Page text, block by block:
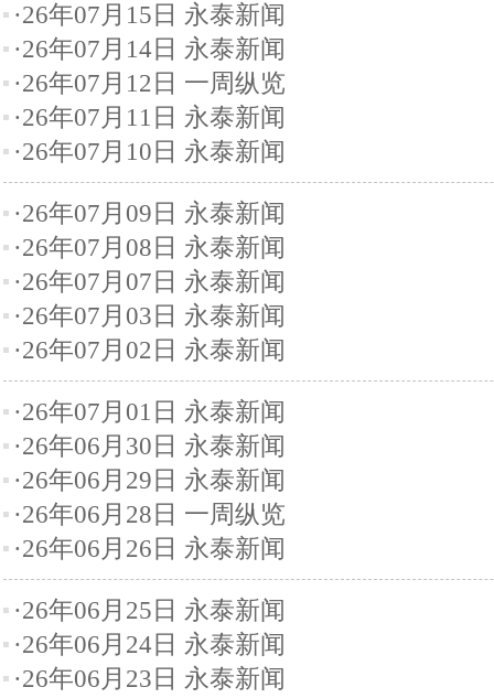
·26年07月15日 永泰新闻
·26年07月14日 永泰新闻
·26年07月12日 一周纵览
·26年07月11日 永泰新闻
·26年07月10日 永泰新闻
·26年07月09日 永泰新闻
·26年07月08日 永泰新闻
·26年07月07日 永泰新闻
·26年07月03日 永泰新闻
·26年07月02日 永泰新闻
·26年07月01日 永泰新闻
·26年06月30日 永泰新闻
·26年06月29日 永泰新闻
·26年06月28日 一周纵览
·26年06月26日 永泰新闻
·26年06月25日 永泰新闻
·26年06月24日 永泰新闻
·26年06月23日 永泰新闻